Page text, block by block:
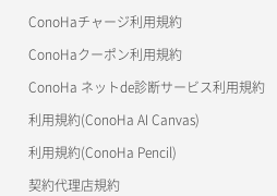
美雲このは徹底ガイド
ConoHaチャージ利用規約
ConoHaクーポン利用規約
ConoHa ネットde診断サービス利用規約
利用規約(ConoHa AI Canvas)
利用規約(ConoHa Pencil)
契約代理店規約